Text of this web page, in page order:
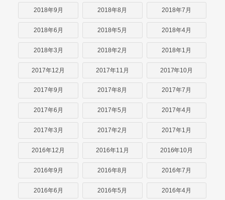
2018年9月 2018年8月 2018年7月
2018年6月 2018年5月 2018年4月
2018年3月 2018年2月 2018年1月
2017年12月 2017年11月 2017年10月
2017年9月 2017年8月 2017年7月
2017年6月 2017年5月 2017年4月
2017年3月 2017年2月 2017年1月
2016年12月 2016年11月 2016年10月
2016年9月 2016年8月 2016年7月
2016年6月 2016年5月 2016年4月